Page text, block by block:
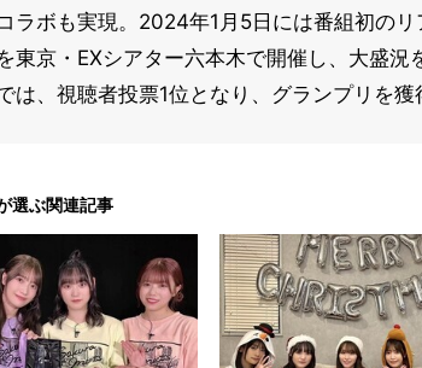
ラボも実現。2024年1月5日には番組初の
東京・EXシアター六本木で開催し、大盛
は、視聴者投票1位となり、グランプリを獲
選ぶ関連記事